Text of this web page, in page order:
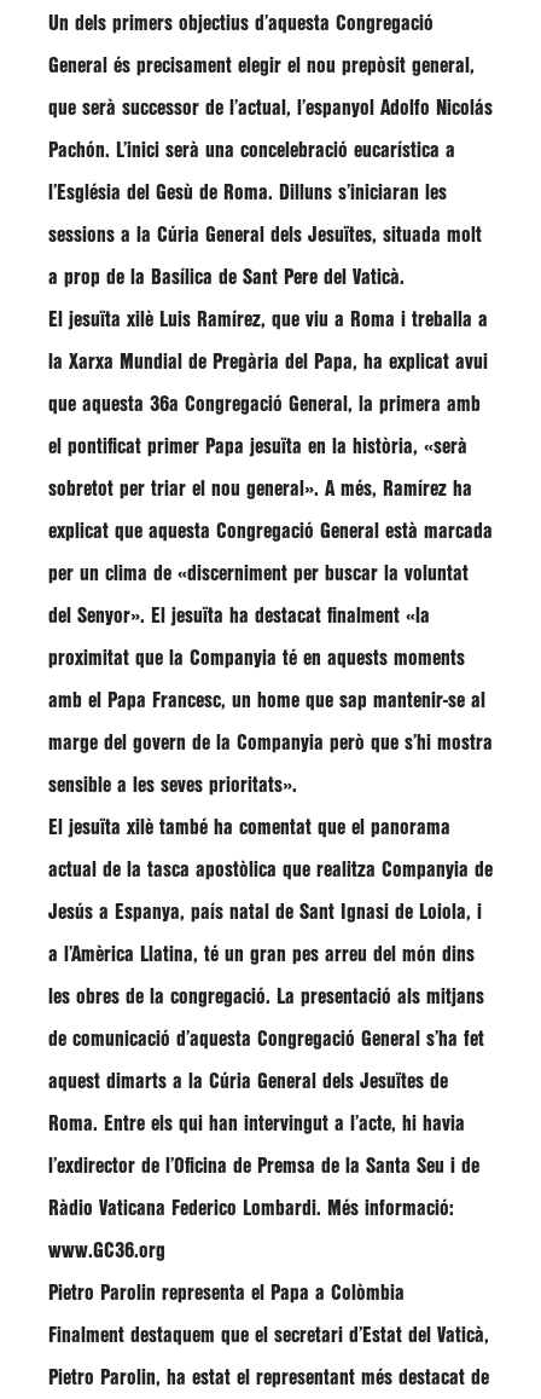
Un dels primers objectius d’aquesta Congregació
General és precisament elegir el nou prepòsit general,
que serà successor de l’actual, l’espanyol Adolfo Nicolás
Pachón. L’inici serà una concelebració eucarística a
l’Església del Gesù de Roma. Dilluns s’iniciaran les
sessions a la Cúria General dels Jesuïtes, situada molt
a prop de la Basílica de Sant Pere del Vaticà.
El jesuïta xilè Luis Ramírez, que viu a Roma i treballa a
la Xarxa Mundial de Pregària del Papa, ha explicat avui
que aquesta 36a Congregació General, la primera amb
el pontificat primer Papa jesuïta en la història, «serà
sobretot per triar el nou general». A més, Ramírez ha
explicat que aquesta Congregació General està marcada
per un clima de «discerniment per buscar la voluntat
del Senyor». El jesuïta ha destacat finalment «la
proximitat que la Companyia té en aquests moments
amb el Papa Francesc, un home que sap mantenir-se al
marge del govern de la Companyia però que s’hi mostra
sensible a les seves prioritats».
El jesuïta xilè també ha comentat que el panorama
actual de la tasca apostòlica que realitza Companyia de
Jesús a Espanya, país natal de Sant Ignasi de Loiola, i
a l’Amèrica Llatina, té un gran pes arreu del món dins
les obres de la congregació. La presentació als mitjans
de comunicació d’aquesta Congregació General s’ha fet
aquest dimarts a la Cúria General dels Jesuïtes de
Roma. Entre els qui han intervingut a l’acte, hi havia
l’exdirector de l’Oficina de Premsa de la Santa Seu i de
Ràdio Vaticana Federico Lombardi. Més informació:
www.GC36.org
Pietro Parolin representa el Papa a Colòmbia
Finalment destaquem que el secretari d’Estat del Vaticà,
Pietro Parolin, ha estat el representant més destacat de